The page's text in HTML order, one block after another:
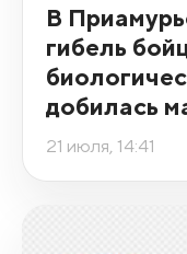
В
гибель
добилась
21 июля, 14:41